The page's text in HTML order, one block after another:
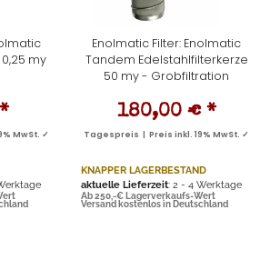
my
*
MwSt. ✓
Enolmatic Filter: Enolmatic
Tandem Edelstahlfilterkerze
50 my - Grobfiltration
180,00 € *
Tagespreis | Preis inkl. 19% MwSt. ✓
KNAPPER LAGERBESTAND
aktuelle Lieferzeit: 2 - 4 Werktage
Ab 250,-€ Lagerverkaufs-Wert
Versand kostenlos in Deutschland